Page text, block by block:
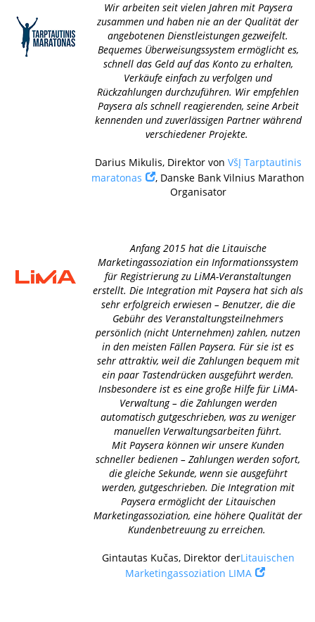
Wir arbeiten seit vielen Jahren mit Paysera
zusammen und haben nie an der Qualität der
angebotenen Dienstleistungen gezweifelt.
Bequemes Überweisungssystem ermöglicht es,
schnell das Geld auf das Konto zu erhalten,
Verkäufe einfach zu verfolgen und
Rückzahlungen durchzuführen. Wir empfehlen
Paysera als schnell reagierenden, seine Arbeit
kennenden und zuverlässigen Partner während
verschiedener Projekte.
Darius Mikulis, Direktor von VšĮ Tarptautinis
maratonas
, Danske Bank Vilnius Marathon
Organisator
Anfang 2015 hat die Litauische
Marketingassoziation ein Informationssystem
für Registrierung zu LiMA-Veranstaltungen
erstellt. Die Integration mit Paysera hat sich als
sehr erfolgreich erwiesen – Benutzer, die die
Gebühr des Veranstaltungsteilnehmers
persönlich (nicht Unternehmen) zahlen, nutzen
in den meisten Fällen Paysera. Für sie ist es
sehr attraktiv, weil die Zahlungen bequem mit
ein paar Tastendrücken ausgeführt werden.
Insbesondere ist es eine große Hilfe für LiMA-
Verwaltung – die Zahlungen werden
automatisch gutgeschrieben, was zu weniger
manuellen Verwaltungsarbeiten führt.
Mit Paysera können wir unsere Kunden
schneller bedienen – Zahlungen werden sofort,
die gleiche Sekunde, wenn sie ausgeführt
werden, gutgeschrieben. Die Integration mit
Paysera ermöglicht der Litauischen
Marketingassoziation, eine höhere Qualität der
Kundenbetreuung zu erreichen.
Gintautas Kučas, Direktor derLitauischen
Marketingassoziation LIMA